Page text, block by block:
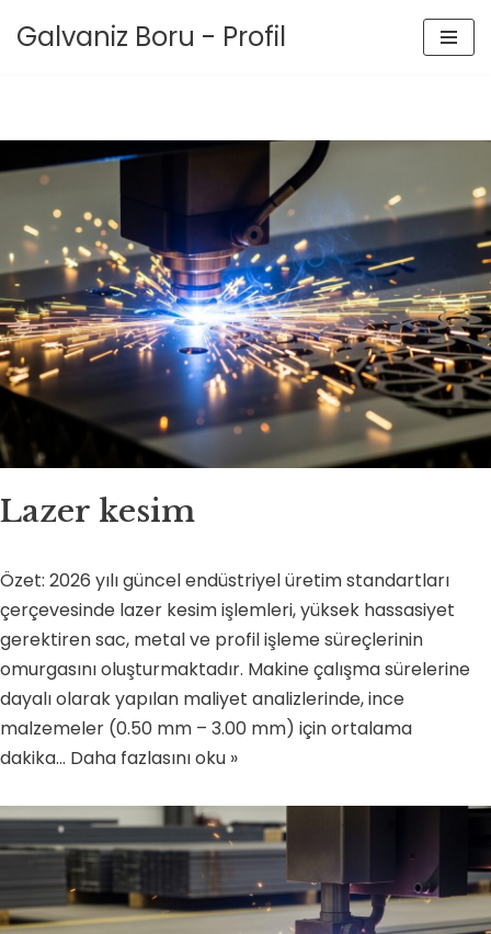
Galvaniz Boru - Profil
Lazer kesim
Özet: 2026 yılı güncel endüstriyel üretim standartları
çerçevesinde lazer kesim işlemleri, yüksek hassasiyet
gerektiren sac, metal ve profil işleme süreçlerinin
omurgasını oluşturmaktadır. Makine çalışma sürelerine
dayalı olarak yapılan maliyet analizlerinde, ince
malzemeler (0.50 mm – 3.00 mm) için ortalama
dakika… Daha fazlasını oku »